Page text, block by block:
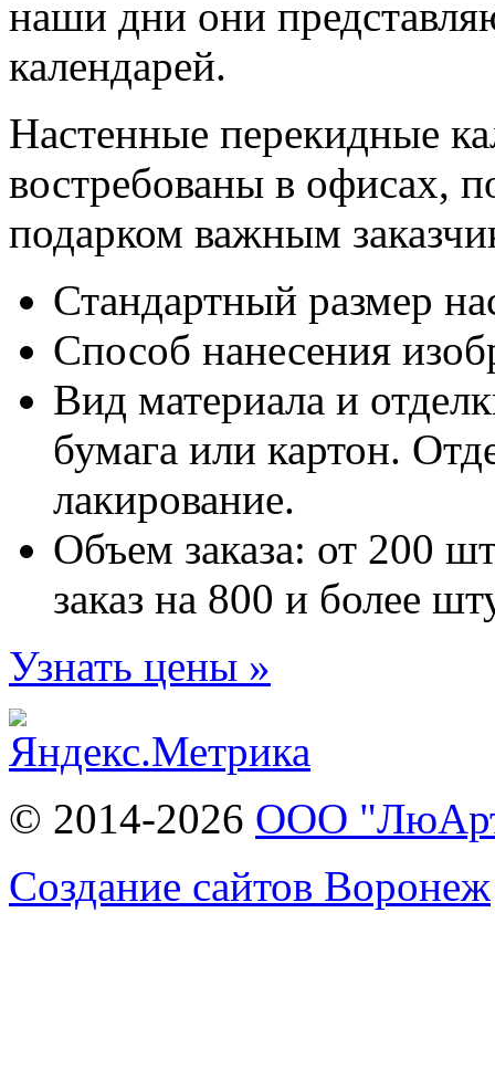
наши дни они
календарей.
Настенные перекидные
востребованы в офисах,
подарком важным
Стандартный размер
Способ нанесения
Вид материала и
бумага или картон.
лакирование.
Объем заказа: от 200
заказ на 800 и более
Узнать цены »
© 2014-2026 ООО
Создание сайтов Воронеж